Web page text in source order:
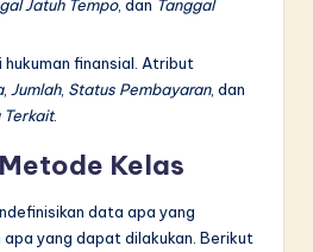
Jatuh Tempo, dan Tanggal
hukuman finansial. Atribut
, Jumlah, Status Pembayaran, dan
Terkait.
Kelas
data apa yang
yang dapat dilakukan. Berikut